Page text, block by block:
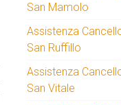
San Mamolo
Assistenza
San Ruffillo
Assistenza
San Vitale